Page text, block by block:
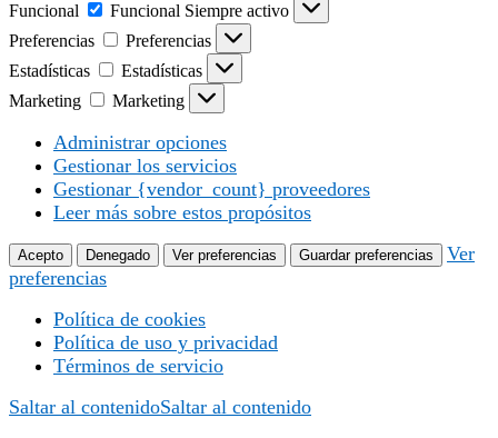
Funcional
Funcional Siempre activo
Preferencias
Preferencias
Estadísticas
Estadísticas
Marketing
Marketing
Administrar opciones
Gestionar los servicios
Gestionar {vendor_count} proveedores
Leer más sobre estos propósitos
Acepto Denegado Ver preferencias Guardar preferencias
Ver
preferencias
Política de cookies
Política de uso y privacidad
Términos de servicio
Saltar al contenidoSaltar al contenido